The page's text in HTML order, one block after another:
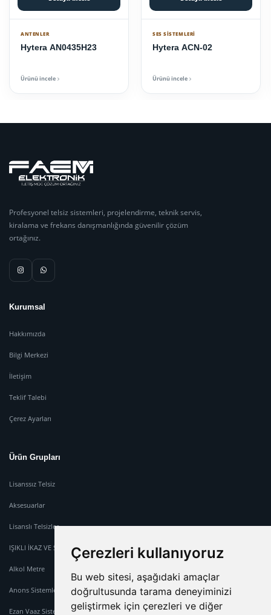
Çerezleri kullanıyoruz
Bu web sitesi, aşağıdaki amaçlar
doğrultusunda tarama deneyiminizi
geliştirmek için çerezleri ve diğer
ANTENLER
Hytera AN0435H23
Ürünü incele
SES SISTEMLERI
Hytera ACN-02
Ürünü incele
Profesyonel telsiz sistemleri, projelendirme, teknik servis,
kiralama ve frekans danışmanlığında güvenilir çözüm
ortağınız.
Kurumsal
Hakkımızda
Bilgi Merkezi
İletişim
Teklif Talebi
Çerez Ayarları
Ürün Grupları
Lisanssız Telsiz
Aksesuarlar
Lisanslı Telsizler
IŞIKLI İKAZ VE SİREN SİSTEMİ
Alkol Metre
Anons Sistemleri
Ezan Vaaz Sistemleri